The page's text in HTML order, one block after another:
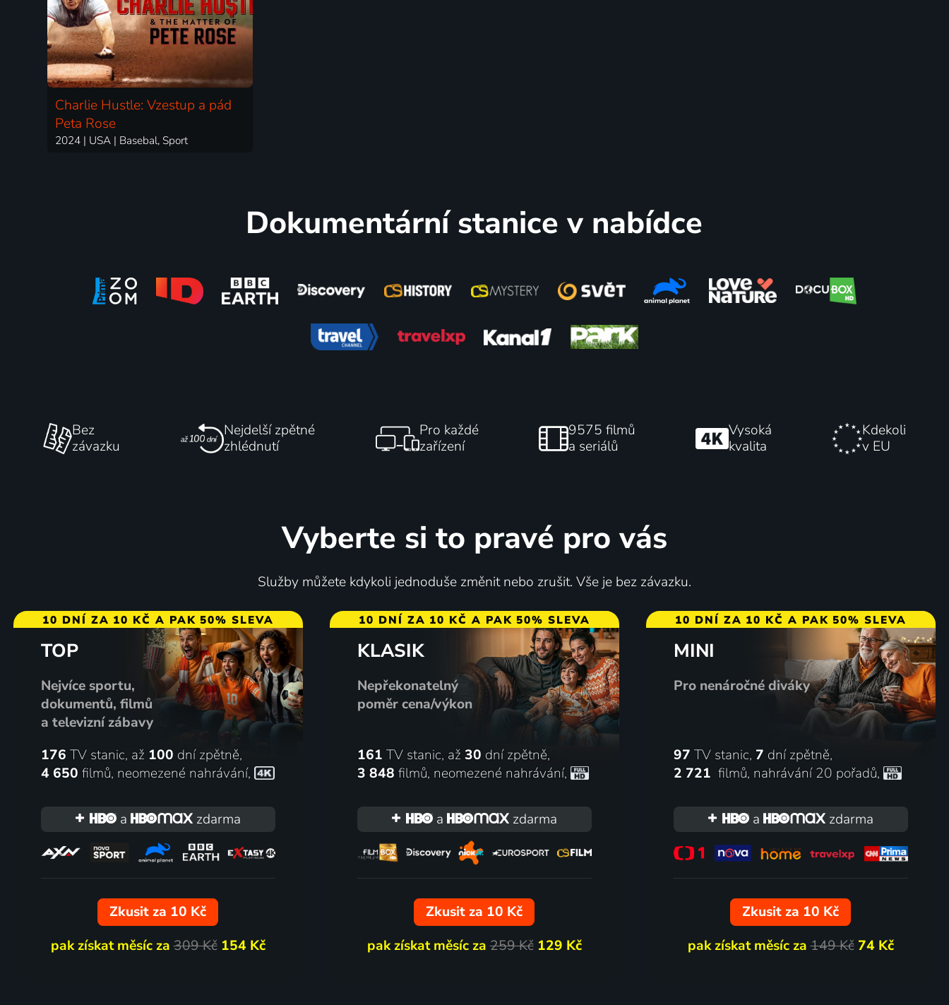
Charlie Hustle: Vzestup a pád
Peta Rose
2024 | USA | Basebal, Sport
Dokumentární stanice v nabídce
Bez
závazku
Nejdelší zpětné
zhlédnutí
Pro každé
zařízení
9575 filmů
a seriálů
Vysoká
kvalita
Kdekoli
v EU
Vyberte si to pravé pro vás
Služby můžete kdykoli jednoduše změnit nebo zrušit. Vše je bez závazku.
10 DNÍ ZA 10 KČ A PAK 50% SLEVA
TOP
Nejvíce sportu,
dokumentů, filmů
a televizní zábavy
176 TV stanic, až 100 dní zpětně,
4 650 filmů, neomezené nahrávání,
a zdarma
Zkusit za 10 Kč
pak získat měsíc za309 Kč 154 Kč
10 DNÍ ZA 10 KČ A PAK 50% SLEVA
KLASIK
Nepřekonatelný
poměr cena/výkon
161 TV stanic, až 30 dní zpětně,
3 848 filmů, neomezené nahrávání,
a zdarma
Zkusit za 10 Kč
pak získat měsíc za259 Kč 129 Kč
10 DNÍ ZA 10 KČ A PAK 50% SLEVA
MINI
Pro nenáročné diváky
97 TV stanic, 7 dní zpětně,
2 721 filmů, nahrávání 20 pořadů,
a zdarma
Zkusit za 10 Kč
pak získat měsíc za149 Kč 74 Kč